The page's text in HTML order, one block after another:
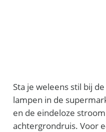
Sta je weleens stil bij
lampen in de
en de eindeloze
achtergrondruis. Voor